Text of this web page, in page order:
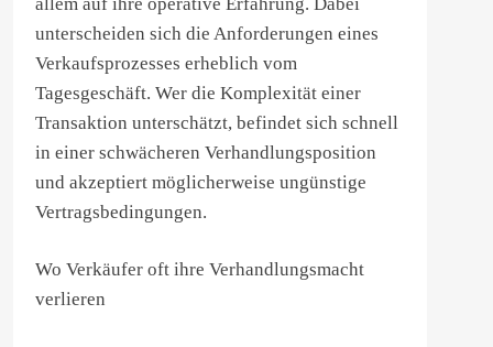
unterscheiden sich die Anforderungen eines
Verkaufsprozesses erheblich vom
Tagesgeschäft. Wer die Komplexität einer
Transaktion unterschätzt, befindet sich schnell
in einer schwächeren Verhandlungsposition
und akzeptiert möglicherweise ungünstige
Vertragsbedingungen.
Wo Verkäufer oft ihre Verhandlungsmacht
verlieren